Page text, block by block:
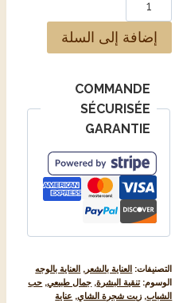
إضافة إلى السلة
COMMANDE
SÉCURISÉE
GARANTIE
التصنيفات: العناية بالشعر , العناية بالوجه
الوسوم:تنقية البشرة, جمال طبيعي, حب
الشباب, زيت شجرة الشاي, عناية